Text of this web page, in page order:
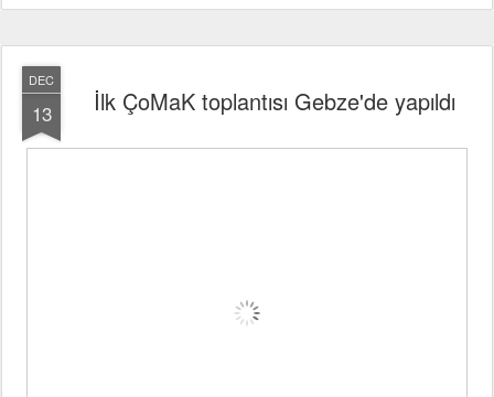
DEC
13 İlk ÇoMaK toplantısı Gebze'de yapıldı